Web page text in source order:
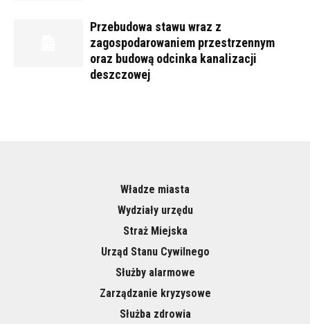
Przebudowa stawu wraz z
zagospodarowaniem przestrzennym
oraz budową odcinka kanalizacji
deszczowej
Władze miasta
Wydziały urzędu
Straż Miejska
Urząd Stanu Cywilnego
Służby alarmowe
Zarządzanie kryzysowe
Służba zdrowia